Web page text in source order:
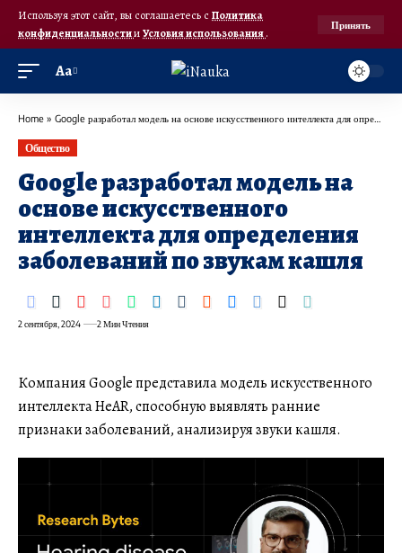
Используя этот сайт, вы соглашаетесь с Политика
конфиденциальностииУсловия использования.
Принять
Аа
Home » Google разработал модель на основе искусственного интеллекта для определения заболеваний по звукам кашля
Общество
Google разработал модель на
основе искусственного
интеллекта для определения
заболеваний по звукам кашля
2 сентября, 2024 2 Мин Чтения
Компания Google представила модель искусственного
интеллекта HeAR, способную выявлять ранние
признаки заболеваний, анализируя звуки кашля.